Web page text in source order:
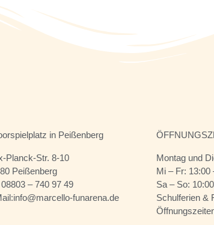
in Peißenberg
Planck-Str. 8-10
Peißenberg
08803 – 740 97 49
funarena.de
Montag und
Mi – Fr: 13:00
Sa – So:
Schulferien &